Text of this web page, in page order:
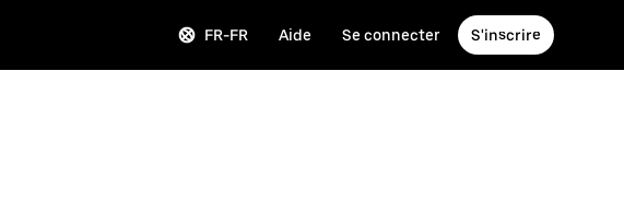
FR-FR Aide Se connecter S'inscrire